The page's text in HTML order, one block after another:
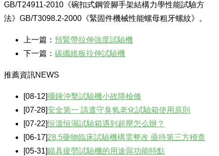
GB/T24911-2010《碗扣式鋼管腳手架結構力學性能試驗方
法》GB/T3098.2-2000《緊固件機械性能螺母粗牙螺紋》。
上一篇： 預緊帶拉伸強度試驗機
下一篇： 碳纖維板拉伸試驗機
推薦資訊NEWS
[08-12]擺錘沖擊試驗機小故障檢修
[07-28]安全第一 請遵守臭氧老化試驗箱使用原則
[07-22]恒溫恒濕試驗箱遇到超壓怎么辦？
[06-17]28.5藥物臨床試驗機構需整改 亟待第三方稽查
[05-31]錨具疲勞試驗機的用途與功能特點